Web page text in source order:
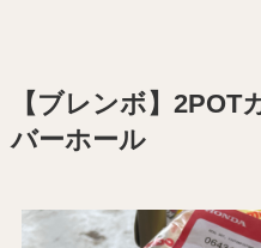
【ブレンボ】
バーホール